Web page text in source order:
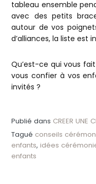
tableau ensemble
avec des petits
autour de vos
d’alliances, la liste est
Qu’est-ce qui vous
vous confier à vos
invités ?
Publié dans CREER UNE
Tagué conseils
enfants,idées
enfants